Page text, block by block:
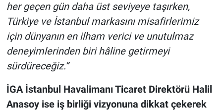
her geçen gün daha üst seviyeye taşırken,
Türkiye ve İstanbul markasını misafirlerimiz
için dünyanın en ilham verici ve unutulmaz
deneyimlerinden biri hâline getirmeyi
sürdüreceğiz.”
İGA İstanbul Havalimanı Ticaret Direktörü Halil
Anasoy ise iş birliği vizyonuna dikkat çekerek